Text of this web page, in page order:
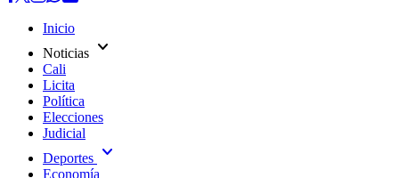
Inicio
Noticias expand_more
Cali
Licita
Política
Elecciones
Judicial
Deportes expand_more
Economía